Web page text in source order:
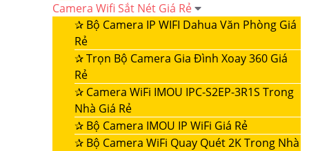
Camera Wifi Sắt Nét Giá Rẻ
✰ Bộ Camera IP WIFI Dahua Văn Phòng Giá
Rẻ
✰Trọn Bộ Camera Gia Đình Xoay 360 Giá
Rẻ
✰ Camera WiFi IMOU IPC-S2EP-3R1S Trong
Nhà Giá Rẻ
✰ Bộ Camera IMOU IP WiFi Giá Rẻ
✰ Bộ Camera WiFi Quay Quét 2K Trong Nhà